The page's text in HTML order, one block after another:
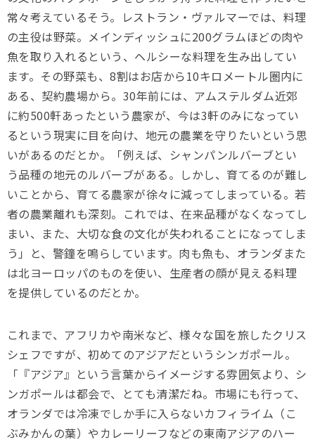
常々考えているそう。レストラン・ヴァルマーでは、料理
の主役は野菜。メインディッシュに200グラムほどの肉や
魚を取り入れるという、ヘルシーな料理を生み出してい
ます。その野菜も、8割はお店から10キロメートル圏内に
ある、契約農場から。30年前には、アムステルダム近郊
に約500軒あったという農家が、今は3軒のみになってい
るという現実に目を向け、地元の農業を守りたいという思
いがあるのだとか。「例えば、シャンパンルバーブとい
う品種の地元のルバーブがある。しかし、育てるのが難し
いことから、育てる農家が徐々に減ってしまっている。若
者の農業離れも深刻。これでは、在来品種がなくなってし
まい、また、大切な食の文化が失われることになってしま
う」と、警鐘を鳴らしています。肉も魚も、オランダまた
は北ヨーロッパのものを使い、生産者の顔が見える料理
を提供しているのだとか。
これまで、アフリカや南米など、様々な国を旅したクリス
シェフですが、初めてのアジアだというシンガポール。
「『アジア』という言葉からイメージする雰囲気より、シ
ンガポールは都会で、とても清潔だね。市場にも行って、
オランダでは冷凍でしか手に入らないカフィライム（こ
ぶみかんの葉）やカレーリーフなどの東南アジアのハー